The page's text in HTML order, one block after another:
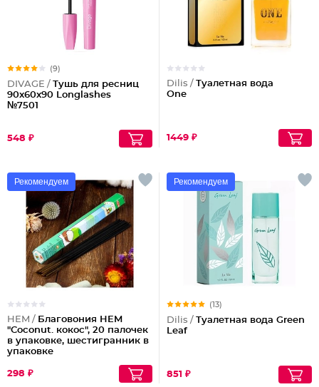
(9)
DIVAGE / Тушь для ресниц
90x60x90 Longlashes
№7501
548 ₽
Dilis / Туалетная вода
One
1449 ₽
Рекомендуем
HEM / Благовония HEM
"Coconut. кокос", 20 палочек
в упаковке, шестигранник в
упаковке
298 ₽
Рекомендуем
(13)
Dilis / Туалетная вода Green
Leaf
851 ₽